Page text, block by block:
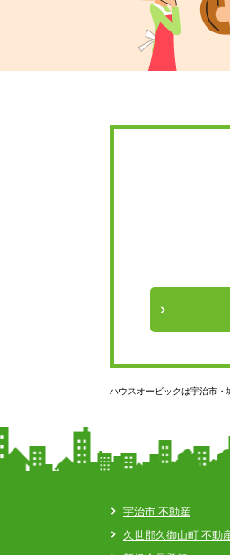
ハウスオービックは宇治市・
宇治市 不動産
久世郡久御山町 不動